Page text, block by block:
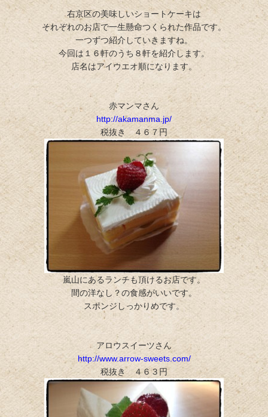
右京区の美味しいショートケーキは
それぞれのお店で一生懸命つくられた作品です。
一つずつ紹介していきますね。
今回は１６軒のうち８軒を紹介します。
店名はアイウエオ順になります。
赤マンマさん
http://akamanma.jp/
税抜き ４６７円
嵐山にあるランチも頂けるお店です。
間の洋なし？の食感がいいです。
スポンジしっかりめです。
アロウスイーツさん
http://www.arrow-sweets.com/
税抜き ４６３円